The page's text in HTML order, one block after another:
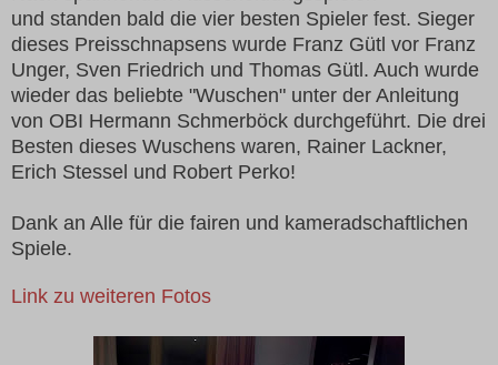
und standen bald die vier besten Spieler fest. Sieger
dieses Preisschnapsens wurde Franz Gütl vor Franz
Unger, Sven Friedrich und Thomas Gütl. Auch wurde
wieder das beliebte "Wuschen" unter der Anleitung
von OBI Hermann Schmerböck durchgeführt. Die drei
Besten dieses Wuschens waren, Rainer Lackner,
Erich Stessel und Robert Perko!
Dank an Alle für die fairen und kameradschaftlichen
Spiele.
Link zu weiteren Fotos